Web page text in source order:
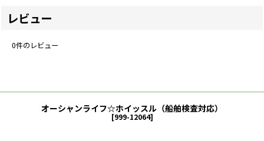
オーシャンライフ☆ホイッスル（船舶検査対応）
[999-12064]
レビュー
0件のレビュー